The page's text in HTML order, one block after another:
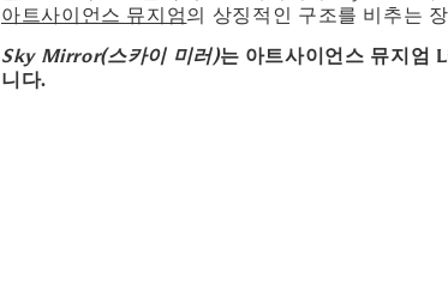
아트사이언스 뮤지엄의 상징적인 구조를 비추는
Sky Mirror(스카이 미러)는 아트사이언스 뮤지엄
니다.